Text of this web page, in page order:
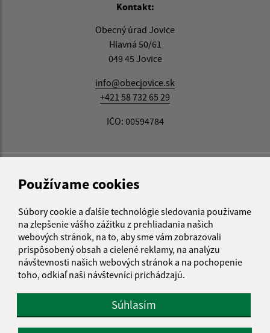
Používame cookies
Súbory cookie a ďalšie technológie sledovania používame
na zlepšenie vášho zážitku z prehliadania našich
webových stránok, na to, aby sme vám zobrazovali
prispôsobený obsah a cielené reklamy, na analýzu
návštevnosti našich webových stránok a na pochopenie
toho, odkiaľ naši návštevníci prichádzajú.
Súhlasím
Kontakt:
Obecný úrad Jovice
Hlavná 50/61
049 45 Jovice
info@obecjovice.sk
+421 58 732 65 29
IČO: 00594784